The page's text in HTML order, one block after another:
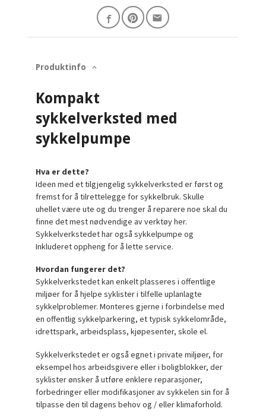
Produktinfo
Kompakt
sykkelverksted med
sykkelpumpe
Hva er dette?
Ideen med et tilgjengelig sykkelverksted er først og
fremst for å tilrettelegge for sykkelbruk. Skulle
uhellet være ute og du trenger å reparere noe skal du
finne det mest nødvendige av verktøy her.
Sykkelverkstedet har også sykkelpumpe og
Inkluderet oppheng for å lette service.
Hvordan fungerer det?
Sykkelverkstedet kan enkelt plasseres i offentlige
miljøer for å hjelpe syklister i tilfelle uplanlagte
sykkelproblemer. Monteres gjerne i forbindelse med
en offentlig sykkelparkering, et typisk sykkelområde,
idrettspark, arbeidsplass, kjøpesenter, skole el.
Sykkelverkstedet er også egnet i private miljøer, for
eksempel hos arbeidsgivere eller i boligblokker, der
syklister ønsker å utføre enklere reparasjoner,
forbedringer eller modifikasjoner av sykkelen sin for å
tilpasse den til dagens behov og / eller klimaforhold.